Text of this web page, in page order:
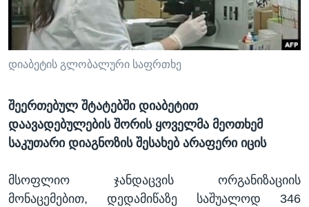
ᲡᲢᲣᲓᲘᲐ ᲕᲐᲨᲘᲜᲒᲢᲝᲜᲘ
ᲔᲙᲝᲜᲝᲛᲘᲙᲐ
ᲯᲐᲜᲛᲠᲗᲔᲚᲝᲑᲐ
ᲛᲔᲪᲜᲘᲔᲠᲔᲑᲐ
ᲙᲣᲚᲢᲣᲠᲐ
ᲒᲐᲚᲘᲚᲔᲝ
Learning English
ᲗᲕᲐᲚᲘ ᲒᲕᲐᲓᲔᲕᲜᲔᲗ
ენები
დიაბეტის გლობალური საფრთხე
შეერთებულ შტატებში დიაბეტით
დაავადებულების შორის ყოველმა მეოთხემ
საკუთარი დიაგნოზის შესახებ არაფერი იცის
მსოფლიო ჯანდაცვის ორგანიზაციის
მონაცემებით, დედამიწაზე საშუალოდ 346